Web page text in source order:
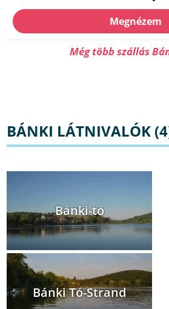
Megnézem
Még több szállás
BÁNKI LÁTNIVALÓK
Bánki-tó
Bánki Tó-Strand